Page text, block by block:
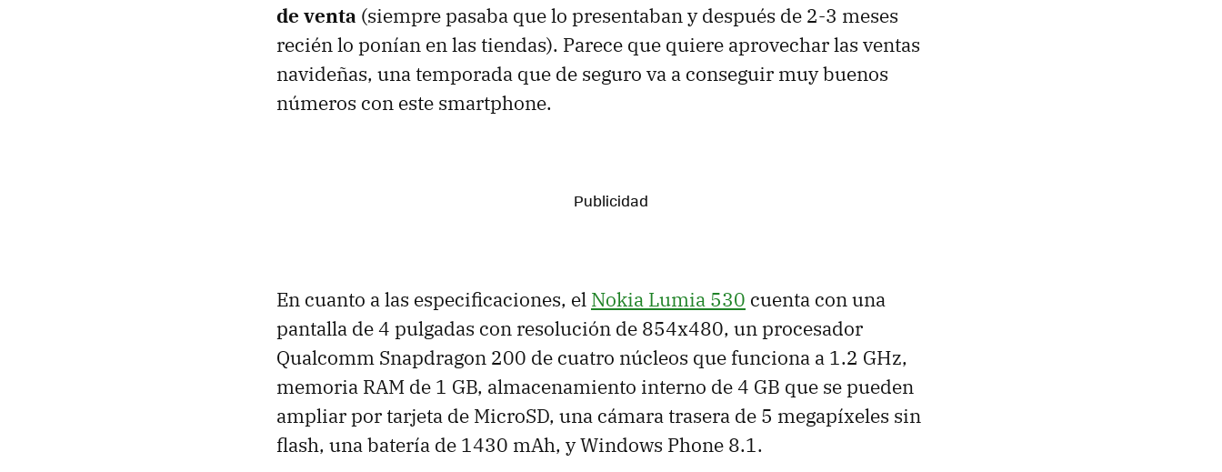
de venta (siempre pasaba que lo presentaban y después de 2-3 meses
recién lo ponían en las tiendas). Parece que quiere aprovechar las ventas
navideñas, una temporada que de seguro va a conseguir muy buenos
números con este smartphone.
En cuanto a las especificaciones, el Nokia Lumia 530 cuenta con una
pantalla de 4 pulgadas con resolución de 854x480, un procesador
Qualcomm Snapdragon 200 de cuatro núcleos que funciona a 1.2 GHz,
memoria RAM de 1 GB, almacenamiento interno de 4 GB que se pueden
ampliar por tarjeta de MicroSD, una cámara trasera de 5 megapíxeles sin
flash, una batería de 1430 mAh, y Windows Phone 8.1.